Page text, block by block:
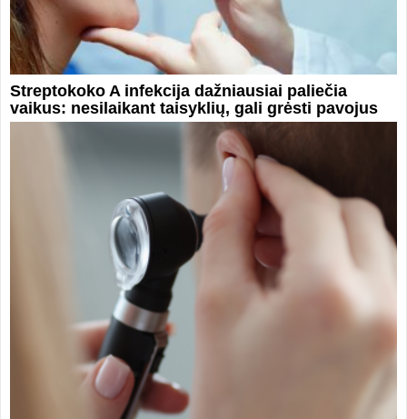
Streptokoko A infekcija dažniausiai paliečia
vaikus: nesilaikant taisyklių, gali grėsti pavojus